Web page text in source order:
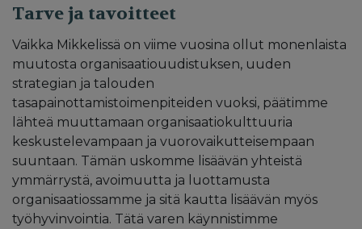
Tarve ja tavoitteet
Vaikka Mikkelissä on viime vuosina ollut monenlaista
muutosta organisaatiouudistuksen, uuden
strategian ja talouden
tasapainottamistoimenpiteiden vuoksi, päätimme
lähteä muuttamaan organisaatiokulttuuria
keskustelevampaan ja vuorovaikutteisempaan
suuntaan. Tämän uskomme lisäävän yhteistä
ymmärrystä, avoimuutta ja luottamusta
organisaatiossamme ja sitä kautta lisäävän myös
työhyvinvointia. Tätä varen käynnistimme